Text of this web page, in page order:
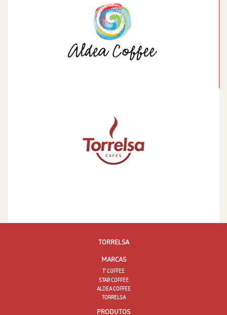
TORRELSA
MARCAS
T' COFFEE
STAR COFFEE
ALDEA COFFEE
TORRELSA
PRODUTOS